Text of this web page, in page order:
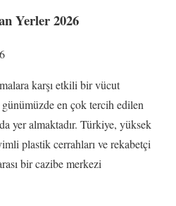
Yerler 2026
karşı etkili bir vücut
en çok tercih edilen
yer almaktadır. Türkiye, yüksek
plastik cerrahları ve rekabetçi
bir cazibe merkezi